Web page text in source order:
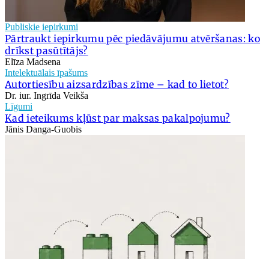
Publiskie iepirkumi
Pārtraukt iepirkumu pēc piedāvājumu atvēršanas: ko
drīkst pasūtītājs?
Elīza Madsena
Intelektuālais īpašums
Autortiesību aizsardzības zīme – kad to lietot?
Dr. iur. Ingrīda Veikša
Līgumi
Kad ieteikums kļūst par maksas pakalpojumu?
Jānis Danga-Guobis